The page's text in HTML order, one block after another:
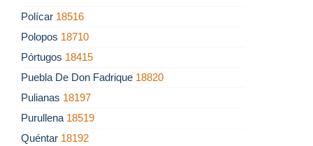
Polícar 18516
Polopos 18710
Pórtugos 18415
Puebla De Don Fadrique 18820
Pulianas 18197
Purullena 18519
Quéntar 18192